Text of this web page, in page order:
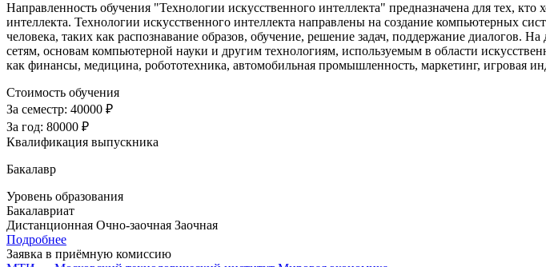
Направленность обучения "Технологии искусственного интеллекта" предназначена для тех,
интеллекта. Технологии искусственного интеллекта направлены на создание компьютерных
человека, таких как распознавание образов, обучение, решение задач, поддержание
сетям, основам компьютерной науки и другим технологиям, используемым в области
как финансы, медицина, робототехника, автомобильная промышленность, маркетинг, игровая
Стоимость обучения
За семестр: 40000 ₽
За год: 80000 ₽
Квалификация выпускника
Бакалавр
Уровень образования
Бакалавриат
Дистанционная Очно-заочная Заочная
Подробнее
Заявка в приёмную комиссию